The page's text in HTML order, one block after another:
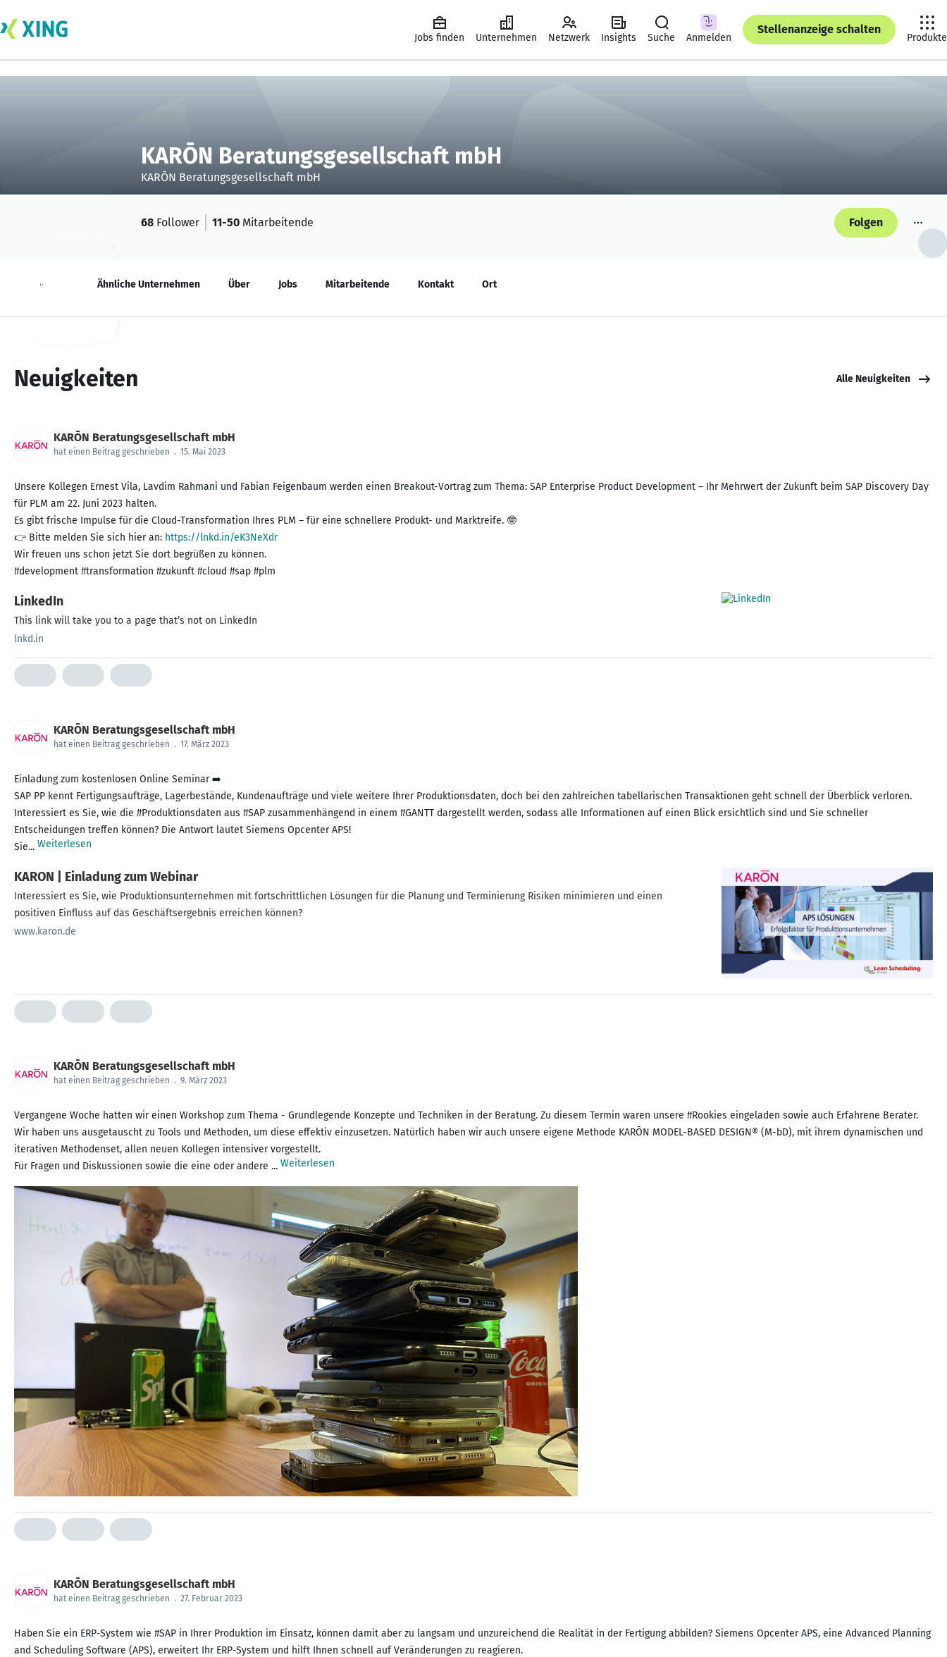
Jobs finden Unternehmen Netzwerk Insights Suche Anmelden
Stellenanzeige schalten
Produkte
KARŌN Beratungsgesellschaft mbH
KARŌN Beratungsgesellschaft mbH
68 Follower 11-50 Mitarbeitende Folgen
Neuigkeiten Ähnliche Unternehmen Über Jobs Mitarbeitende Kontakt Ort
Neuigkeiten Alle Neuigkeiten
KARŌN Beratungsgesellschaft mbH
hat einen Beitrag geschrieben . 15. Mai 2023
Unsere Kollegen Ernest Vila, Lavdim Rahmani und Fabian Feigenbaum werden einen Breakout-Vortrag zum Thema: SAP Enterprise Product Development – Ihr Mehrwert der Zukunft beim SAP Discovery Day
für PLM am 22. Juni 2023 halten.
Es gibt frische Impulse für die Cloud-Transformation Ihres PLM – für eine schnellere Produkt- und Marktreife. 🤓
👉 Bitte melden Sie sich hier an: https://lnkd.in/eK3NeXdr
Wir freuen uns schon jetzt Sie dort begrüßen zu können.
#development #transformation #zukunft #cloud #sap #plm
LinkedIn
This link will take you to a page that’s not on LinkedIn
lnkd.in
KARŌN Beratungsgesellschaft mbH
hat einen Beitrag geschrieben . 17. März 2023
Einladung zum kostenlosen Online Seminar ➡️
SAP PP kennt Fertigungsaufträge, Lagerbestände, Kundenaufträge und viele weitere Ihrer Produktionsdaten, doch bei den zahlreichen tabellarischen Transaktionen geht schnell der Überblick verloren.
Interessiert es Sie, wie die #Produktionsdaten aus #SAP zusammenhängend in einem #GANTT dargestellt werden, sodass alle Informationen auf einen Blick ersichtlich sind und Sie schneller
Entscheidungen treffen können? Die Antwort lautet Siemens Opcenter APS!
Sie... Weiterlesen
KARON | Einladung zum Webinar
Interessiert es Sie, wie Produktionsunternehmen mit fortschrittlichen Lösungen für die Planung und Terminierung Risiken minimieren und einen
positiven Einfluss auf das Geschäftsergebnis erreichen können?
www.karon.de
KARŌN Beratungsgesellschaft mbH
hat einen Beitrag geschrieben . 9. März 2023
Vergangene Woche hatten wir einen Workshop zum Thema - Grundlegende Konzepte und Techniken in der Beratung. Zu diesem Termin waren unsere #Rookies eingeladen sowie auch Erfahrene Berater.
Wir haben uns ausgetauscht zu Tools und Methoden, um diese effektiv einzusetzen. Natürlich haben wir auch unsere eigene Methode KARŌN MODEL-BASED DESIGN® (M-bD), mit ihrem dynamischen und
iterativen Methodenset, allen neuen Kollegen intensiver vorgestellt.
Für Fragen und Diskussionen sowie die eine oder andere ... Weiterlesen
KARŌN Beratungsgesellschaft mbH
hat einen Beitrag geschrieben . 27. Februar 2023
Haben Sie ein ERP-System wie #SAP in Ihrer Produktion im Einsatz, können damit aber zu langsam und unzureichend die Realität in der Fertigung abbilden? Siemens Opcenter APS, eine Advanced Planning
and Scheduling Software (APS), erweitert Ihr ERP-System und hilft Ihnen schnell auf Veränderungen zu reagieren.